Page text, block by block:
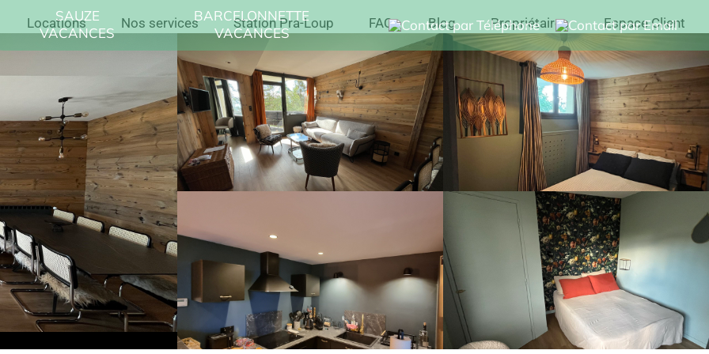
SAUZE
VACANCES
BARCELONNETTE
VACANCES
Locations Nos services Station Pra-Loup FAQ Blog Propriétaires Espace Client